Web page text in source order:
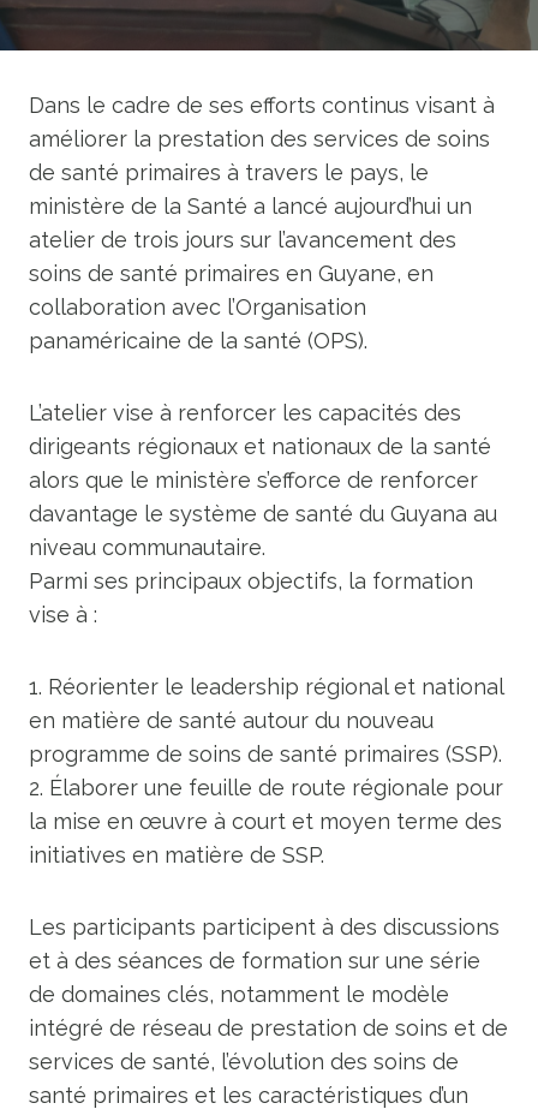
Dans le cadre de ses efforts continus visant à
améliorer la prestation des services de soins
de santé primaires à travers le pays, le
ministère de la Santé a lancé aujourd’hui un
atelier de trois jours sur l’avancement des
soins de santé primaires en Guyane, en
collaboration avec l’Organisation
panaméricaine de la santé (OPS).
L’atelier vise à renforcer les capacités des
dirigeants régionaux et nationaux de la santé
alors que le ministère s’efforce de renforcer
davantage le système de santé du Guyana au
niveau communautaire.
Parmi ses principaux objectifs, la formation
vise à :
1. Réorienter le leadership régional et national
en matière de santé autour du nouveau
programme de soins de santé primaires (SSP).
2. Élaborer une feuille de route régionale pour
la mise en œuvre à court et moyen terme des
initiatives en matière de SSP.
Les participants participent à des discussions
et à des séances de formation sur une série
de domaines clés, notamment le modèle
intégré de réseau de prestation de soins et de
services de santé, l’évolution des soins de
santé primaires et les caractéristiques d’un